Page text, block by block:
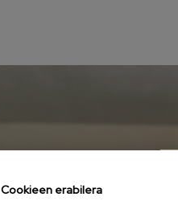
Cookieen erabilera